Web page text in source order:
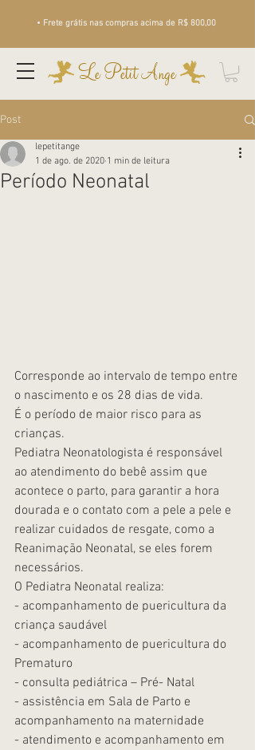
• Frete grátis nas compras acima de R$ 800,00
Le Petit Ange
Post
Período Neonatal
lepetitange
1 de ago. de 2020 1 min de leitura
Corresponde ao intervalo de tempo entre
o nascimento e os 28 dias de vida.
É o período de maior risco para as
crianças.
Pediatra Neonatologista é responsável
ao atendimento do bebê assim que
acontece o parto, para garantir a hora
dourada e o contato com a pele a pele e
realizar cuidados de resgate, como a
Reanimação Neonatal, se eles forem
necessários.
O Pediatra Neonatal realiza:
- acompanhamento de puericultura da
criança saudável
- acompanhamento de puericultura do
Prematuro
- consulta pediátrica – Pré- Natal
- assistência em Sala de Parto e
acompanhamento na maternidade
- atendimento e acompanhamento em